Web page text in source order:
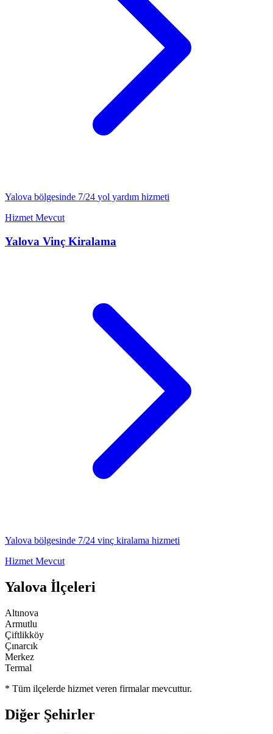
Yalova bölgesinde 7/24 yol yardım hizmeti
Hizmet Mevcut
Yalova Vinç Kiralama
Yalova bölgesinde 7/24 vinç kiralama hizmeti
Hizmet Mevcut
Yalova İlçeleri
Altınova
Armutlu
Çiftlikköy
Çınarcık
Merkez
Termal
* Tüm ilçelerde hizmet veren firmalar mevcuttur.
Diğer Şehirler